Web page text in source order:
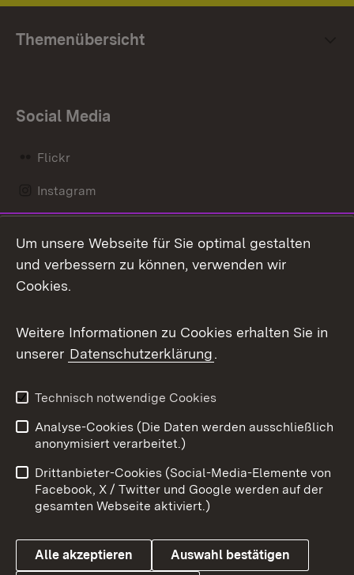
Themenübersicht
Social Media
Flickr
Instagram
Mastodon
Messenger
Social Wall
X / Twitter
Youtube
Benutzungshinweise
Barrierefreiheit
Datenschutz
Cookies
Um unsere Webseite für Sie optimal gestalten
und verbessern zu können, verwenden wir
Cookies.
Weitere Informationen zu Cookies erhalten Sie in
unserer Datenschutzerklärung.
Technisch notwendige Cookies
Analyse-Cookies (Die Daten werden ausschließlich
anonymisiert verarbeitet.)
Drittanbieter-Cookies (Social-Media-Elemente von
Facebook, X / Twitter und Google werden auf der
gesamten Webseite aktiviert.)
Alle akzeptieren Auswahl bestätigen